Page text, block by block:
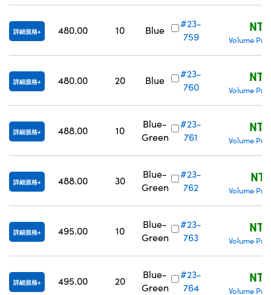
詳細規格 480.00 10 Blue
#23-
759
Volume
詳細規格 480.00 20 Blue
#23-
760
Volume
詳細規格 488.00 10
Blue-
Green
#23-
761
Volume
詳細規格 488.00 30
Blue-
Green
#23-
762
Volume
詳細規格 495.00 10
Blue-
Green
#23-
763
Volume
詳細規格 495.00 20
Blue-
Green
#23-
764
Volume